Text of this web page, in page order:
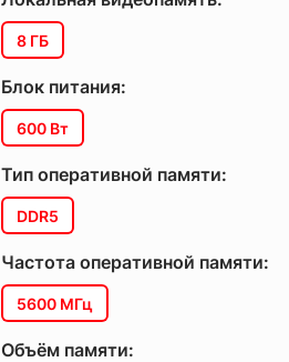
8 ГБ
Блок питания:
600 Вт
Тип оперативной памяти:
DDR5
Частота оперативной памяти:
5600 МГц
Объём памяти: